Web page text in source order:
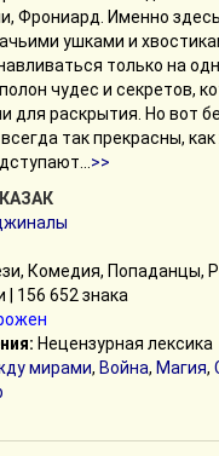
Фрониард. Именно
ушками и
только на
чудес и секретов,
для раскрытия. Но вот
так прекрасны,
>>
Комедия, Попаданцы,
| 156 652 знака
Нецензурная лексика
мирами, Война, Магия,